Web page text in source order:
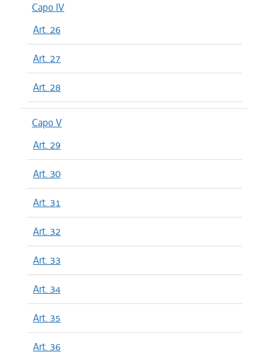
Capo IV
Art. 26
Art. 27
Art. 28
Capo V
Art. 29
Art. 30
Art. 31
Art. 32
Art. 33
Art. 34
Art. 35
Art. 36